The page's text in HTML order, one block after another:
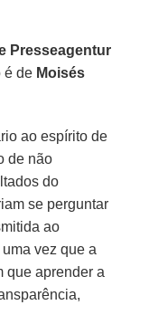
Presseagentur
é de Moisés
ao espírito de
de não
do
se perguntar
ao
vez que a
que aprender a